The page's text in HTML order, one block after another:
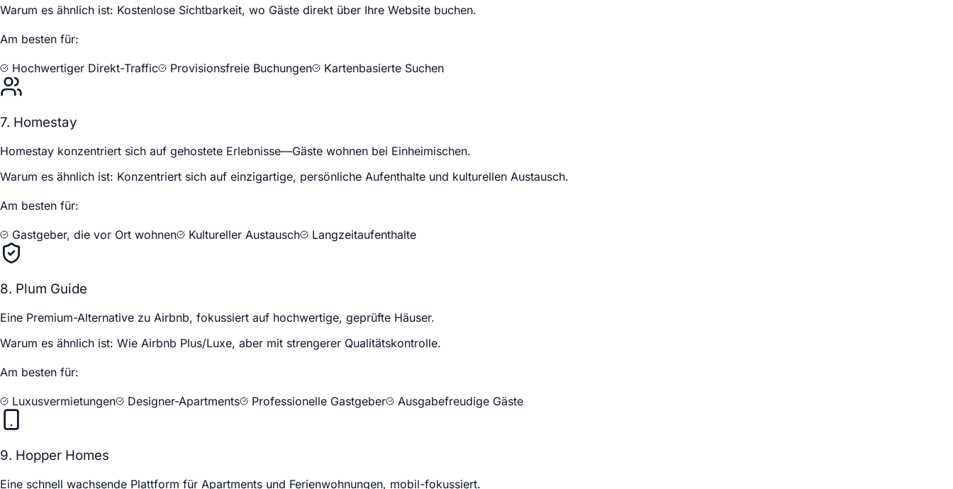
Warum es ähnlich ist: Kostenlose Sichtbarkeit, wo Gäste direkt über Ihre Website buchen.
Am besten für:
Hochwertiger Direkt-Traffic Provisionsfreie Buchungen Kartenbasierte Suchen
7. Homestay
Homestay konzentriert sich auf gehostete Erlebnisse—Gäste wohnen bei Einheimischen.
Warum es ähnlich ist: Konzentriert sich auf einzigartige, persönliche Aufenthalte und kulturellen Austausch.
Am besten für:
Gastgeber, die vor Ort wohnen Kultureller Austausch Langzeitaufenthalte
8. Plum Guide
Eine Premium-Alternative zu Airbnb, fokussiert auf hochwertige, geprüfte Häuser.
Warum es ähnlich ist: Wie Airbnb Plus/Luxe, aber mit strengerer Qualitätskontrolle.
Am besten für:
Luxusvermietungen Designer-Apartments Professionelle Gastgeber Ausgabefreudige Gäste
9. Hopper Homes
Eine schnell wachsende Plattform für Apartments und Ferienwohnungen, mobil-fokussiert.